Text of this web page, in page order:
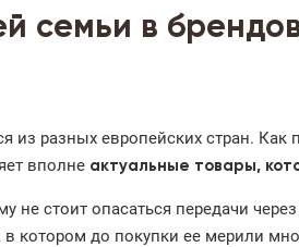
семьи в
из разных европейских стран.
вполне актуальные товары,
стоит опасаться передачи
котором до покупки ее мерили